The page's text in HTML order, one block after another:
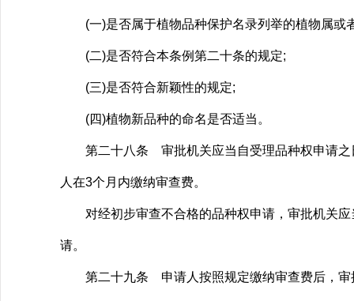
(一)是否属于植物品种保护名录列举的植物属或
(二)是否符合本条例第二十条的规定;
(三)是否符合新颖性的规定;
(四)植物新品种的命名是否适当。
第二十八条 审批机关应当自受理品种权申请之
人在3个月内缴纳审查费。
对经初步审查不合格的品种权申请，审批机关应
请。
第二十九条 申请人按照规定缴纳审查费后，审